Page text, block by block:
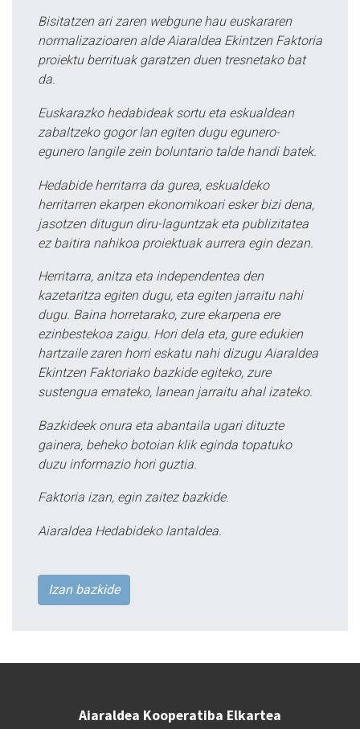
Bisitatzen ari zaren webgune hau euskararen
normalizazioaren alde Aiaraldea Ekintzen Faktoria
proiektu berrituak garatzen duen tresnetako bat
da.
Euskarazko hedabideak sortu eta eskualdean
zabaltzeko gogor lan egiten dugu egunero-
egunero langile zein boluntario talde handi batek.
Hedabide herritarra da gurea, eskualdeko
herritarren ekarpen ekonomikoari esker bizi dena,
jasotzen ditugun diru-laguntzak eta publizitatea
ez baitira nahikoa proiektuak aurrera egin dezan.
Herritarra, anitza eta independentea den
kazetaritza egiten dugu, eta egiten jarraitu nahi
dugu. Baina horretarako, zure ekarpena ere
ezinbestekoa zaigu. Hori dela eta, gure edukien
hartzaile zaren horri eskatu nahi dizugu Aiaraldea
Ekintzen Faktoriako bazkide egiteko, zure
sustengua emateko, lanean jarraitu ahal izateko.
Bazkideek onura eta abantaila ugari dituzte
gainera, beheko botoian klik eginda topatuko
duzu informazio hori guztia.
Faktoria izan, egin zaitez bazkide.
Aiaraldea Hedabideko lantaldea.
Izan bazkide
Aiaraldea Kooperatiba Elkartea